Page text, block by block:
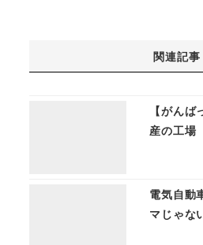
関連記事
【がん
産の工場
電気自動
マじゃな